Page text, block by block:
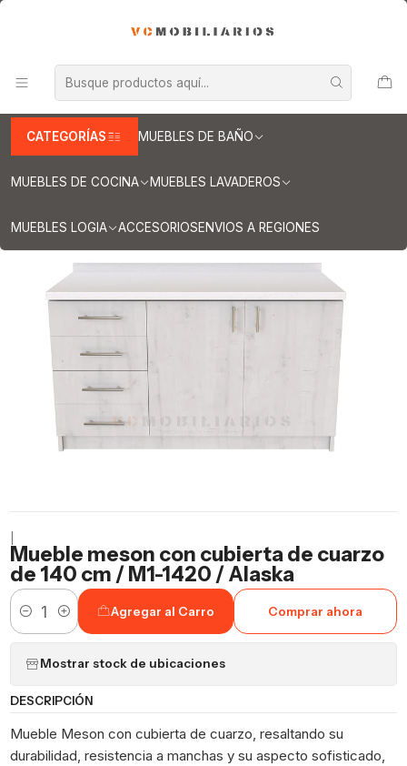
CATEGORÍAS MUEBLES DE BAÑO
MUEBLES DE COCINA MUEBLES LAVADEROS
MUEBLES LOGIA ACCESORIOSENVIOS A REGIONES
Mueble tipo Mesón de 140 cm
Mueble meson con cubierta de cuarzo de 140 cm / M1-1420 /
Alaska
Mueble meson con cubierta de cuarzo
de 140 cm / M1-1420 / Alaska
Cantidad
Agregar al Carro Comprar ahora
Mostrar stock de ubicaciones
DESCRIPCIÓN
Mueble Meson con cubierta de cuarzo, resaltando su
durabilidad, resistencia a manchas y su aspecto sofisticado,